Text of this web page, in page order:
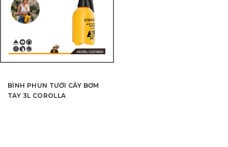
BÌNH PHUN TƯỚI CÂY BƠM
TAY 3L COROLLA